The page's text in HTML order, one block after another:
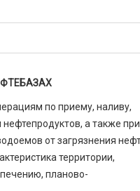
по приему, наливу,
нефтепродуктов, а также при
от загрязнения
территории,
планово-